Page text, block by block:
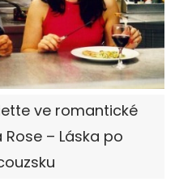
ve romantické
Rose – Láska po